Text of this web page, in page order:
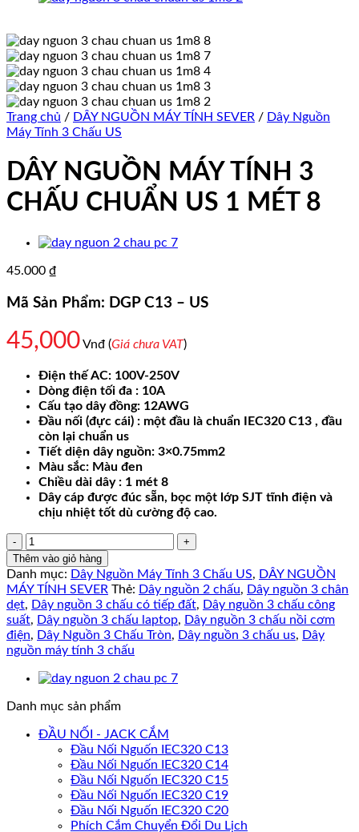
Trang chủ / DÂY NGUỒN MÁY TÍNH SEVER / Dây Nguồn
Máy Tính 3 Chấu US
DÂY NGUỒN MÁY TÍNH 3
CHẤU CHUẨN US 1 MÉT 8
45.000 ₫
Mã Sản Phẩm: DGP C13 – US
45,000Vnđ (Giá chưa VAT)
Điện thế AC: 100V-250V
Dòng điện tối đa : 10A
Cấu tạo dây đồng: 12AWG
Đầu nối (đực cái) : một đầu là chuẩn IEC320 C13 , đầu
còn lại chuẩn us
Tiết diện dây nguồn: 3×0.75mm2
Màu sắc: Màu đen
Chiều dài dây : 1 mét 8
Dây cáp được đúc sẵn, bọc một lớp SJT tĩnh điện và
chịu nhiệt tốt dù cường độ cao.
DÂY
NGUỒN
MÁY
TÍNH
CHẤU
CHUẨN
US
MÉT
số
lượng
Thêm vào giỏ hàng
Danh mục: Dây Nguồn Máy Tính 3 Chấu US, DÂY NGUỒN
MÁY TÍNH SEVER Thẻ: Dây nguồn 2 chấu, Dây nguồn 3 chân
dẹt, Dây nguồn 3 chấu có tiếp đất, Dây nguồn 3 chấu công
suất, Dây nguồn 3 chấu laptop, Dây nguồn 3 chấu nồi cơm
điện, Dây Nguồn 3 Chấu Tròn, Dây nguồn 3 chấu us, Dây
nguồn máy tính 3 chấu
Danh mục sản phẩm
ĐẦU NỐI - JACK CẮM
Đầu Nối Nguốn IEC320 C13
Đầu Nối Nguốn IEC320 C14
Đầu Nối Nguốn IEC320 C15
Đầu Nối Nguốn IEC320 C19
Đầu Nối Nguốn IEC320 C20
Phích Cắm Chuyển Đổi Du Lịch